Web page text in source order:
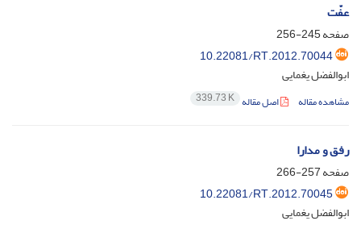
عفّت
صفحه245-256
10.22081/RT.2012.70044
ابوالفضل یغمایی
مشاهده مقاله اصل مقاله 339.73 K
رفق و مدارا
صفحه257-266
10.22081/RT.2012.70045
ابوالفضل یغمایی